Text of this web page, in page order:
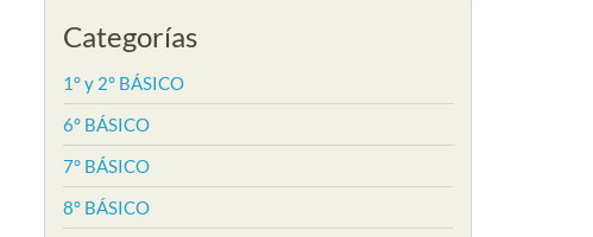
Categorías
1° y 2° BÁSICO
6° BÁSICO
7° BÁSICO
8° BÁSICO